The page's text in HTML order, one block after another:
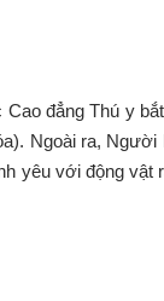
đẳng Thú y
Ngoài ra, Người
yêu với động vật